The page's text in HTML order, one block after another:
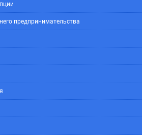
предпринимательства